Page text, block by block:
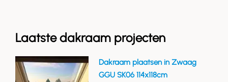
Laatste dakraam projecten
Dakraam plaatsen in Zwaag
GGU SK06 114x118cm